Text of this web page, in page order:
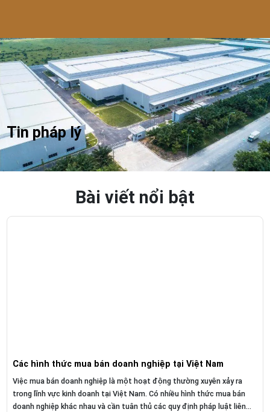
Tin pháp lý
Bài viết nổi bật
Các hình thức mua bán doanh nghiệp tại Việt Nam
Việc mua bán doanh nghiệp là một hoạt động thường xuyên xảy ra
trong lĩnh vực kinh doanh tại Việt Nam. Có nhiều hình thức mua bán
doanh nghiệp khác nhau và cần tuân thủ các quy định pháp luật liên